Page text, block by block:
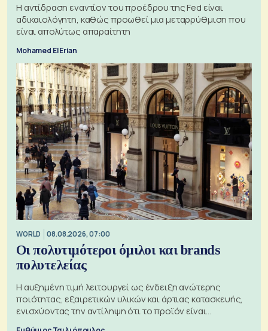
Η αντίδραση εναντίον του προέδρου της Fed είναι
αδικαιολόγητη, καθώς προωθεί μια μεταρρύθμιση που
είναι απολύτως απαραίτητη
Mohamed El Erian
WORLD 08.08.2026, 07:00
Οι πολυτιμότεροι όμιλοι και brands
πολυτελείας
Η αυξημένη τιμή λειτουργεί ως ένδειξη ανώτερης
ποιότητας, εξαιρετικών υλικών και άρτιας κατασκευής,
ενισχύοντας την αντίληψη ότι το προϊόν είναι